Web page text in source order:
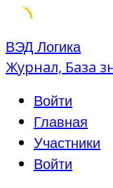
Skip
to
ВЭД Логика
Журнал, База
Войти
Главная
Участники
Войти